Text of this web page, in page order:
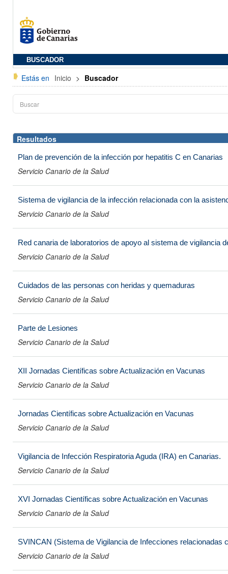
BUSCADOR
Estás en Inicio > Buscador
Resultados
Plan de prevención de la infección por hepatitis C en Canarias
Servicio Canario de la Salud
Sistema de vigilancia de la infección relacionada con la
Servicio Canario de la Salud
Red canaria de laboratorios de apoyo al sistema de vigilancia
Servicio Canario de la Salud
Cuidados de las personas con heridas y quemaduras
Servicio Canario de la Salud
Parte de Lesiones
Servicio Canario de la Salud
XII Jornadas Científicas sobre Actualización en Vacunas
Servicio Canario de la Salud
Jornadas Científicas sobre Actualización en Vacunas
Servicio Canario de la Salud
Vigilancia de Infección Respiratoria Aguda (IRA) en Canarias.
Servicio Canario de la Salud
XVI Jornadas Científicas sobre Actualización en Vacunas
Servicio Canario de la Salud
SVINCAN (Sistema de Vigilancia de Infecciones relacionadas
Servicio Canario de la Salud